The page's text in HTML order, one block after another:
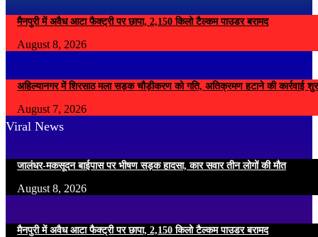
मैनपुरी में अवैध आटा फैक्ट्री पर छापा, 2,150 किलो टैल्कम पाउडर बरामद
August 8, 2026
अहिल्यानगर में शिरसाठ मला सड़क चौड़ीकरण को गति, अतिक्रमण हटाने की कार्रवाई
August 7, 2026
Viral News
जालंधर-मकसूदन बाईपास पर भीषण सड़क हादसा, कार सवार तीन लोगों की मौत
August 8, 2026
मैनपुरी में अवैध आटा फैक्ट्री पर छापा, 2,150 किलो टैल्कम पाउडर बरामद